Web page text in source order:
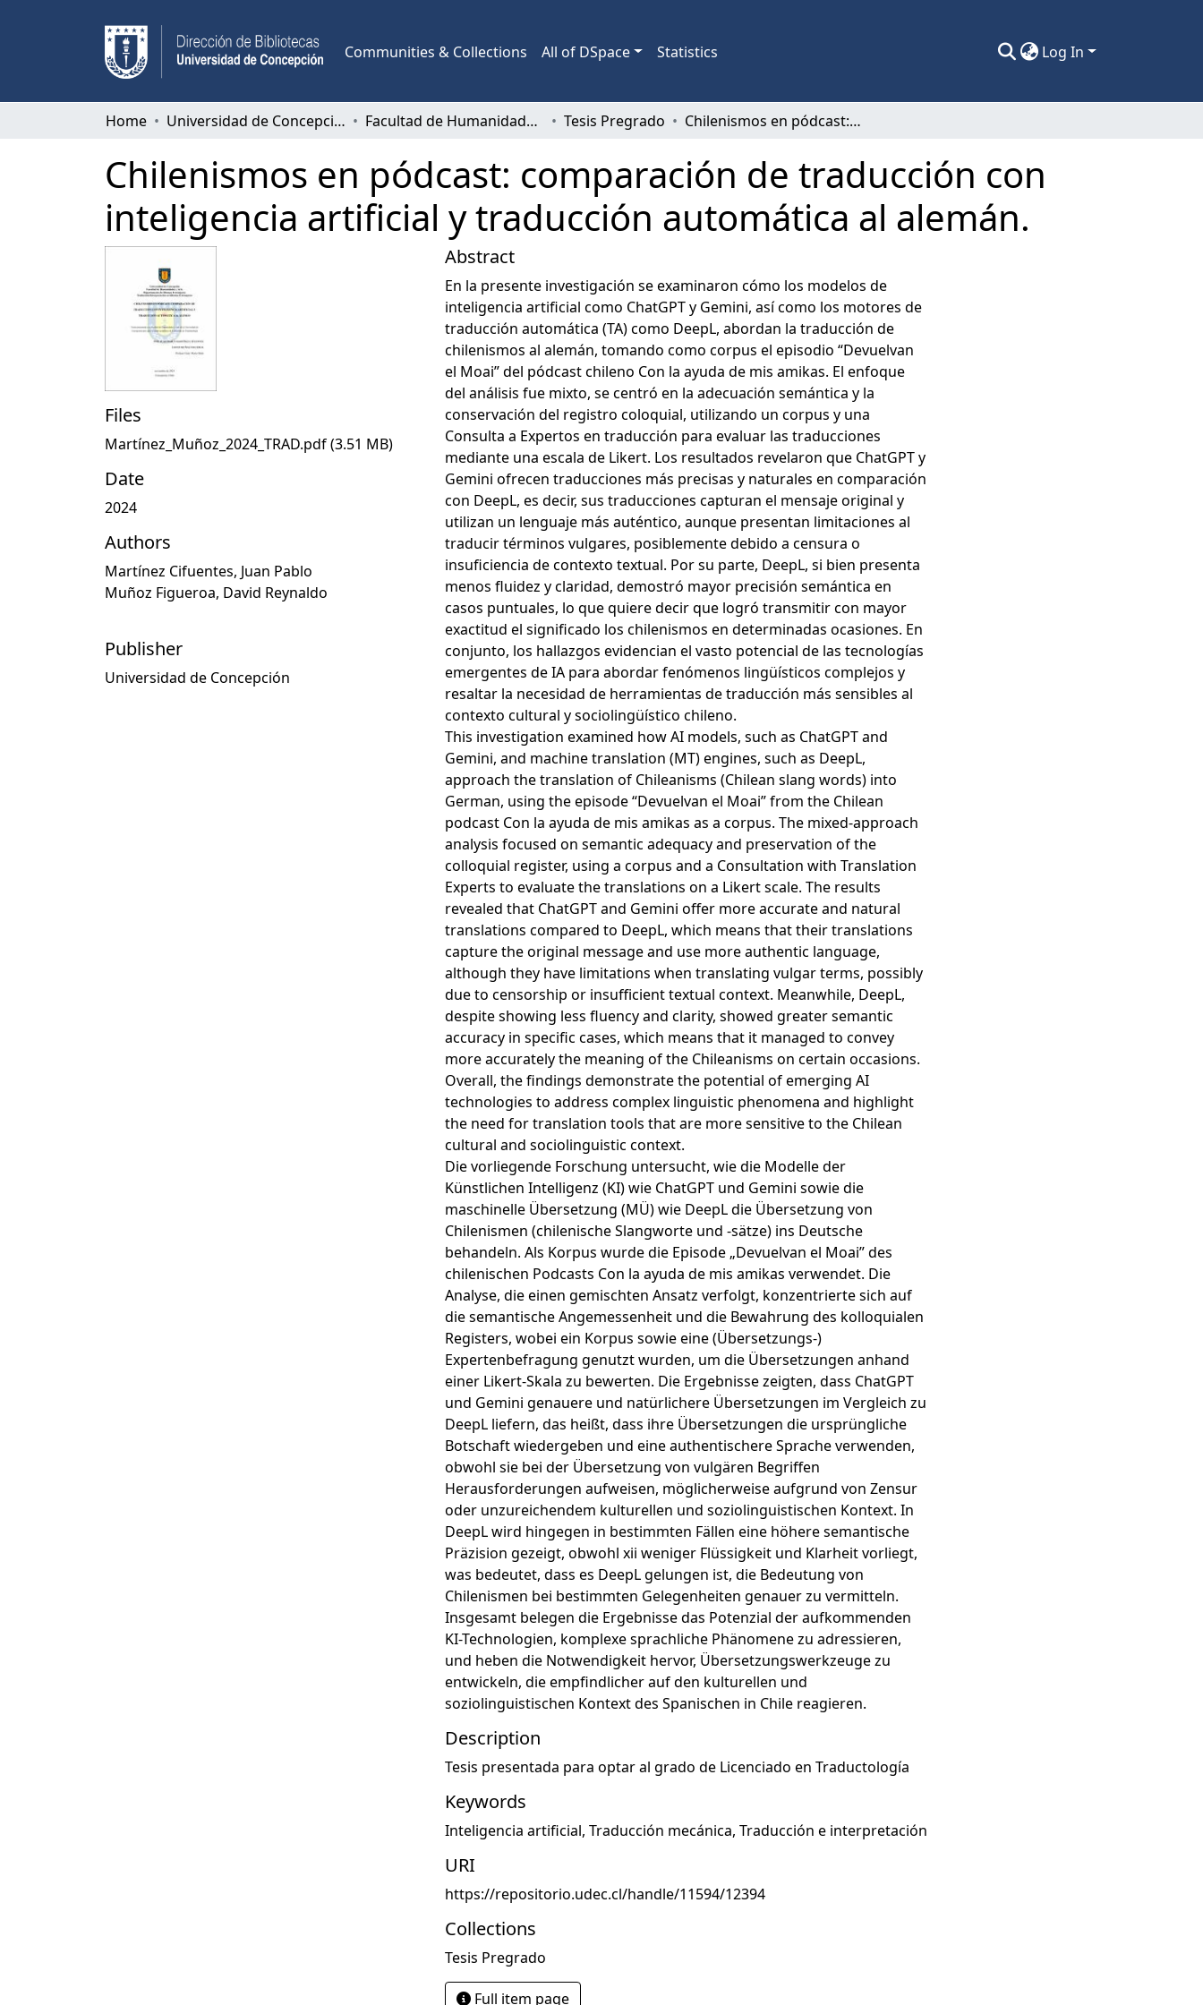
Communities & Collections All of DSpace Statistics Log In
Home Universidad de Concepción Facultad de Humanidades y Arte Tesis Pregrado Chilenismos en pódcast: comparación de traducción con inteligencia artificial y traducción automática al alemán.
Chilenismos en pódcast: comparación de traducción con
inteligencia artificial y traducción automática al alemán.
Files
Martínez_Muñoz_2024_TRAD.pdf(3.51 MB)
Date
2024
Authors
Martínez Cifuentes, Juan Pablo
Muñoz Figueroa, David Reynaldo
Publisher
Universidad de Concepción
Abstract
En la presente investigación se examinaron cómo los modelos de
inteligencia artificial como ChatGPT y Gemini, así como los motores de
traducción automática (TA) como DeepL, abordan la traducción de
chilenismos al alemán, tomando como corpus el episodio “Devuelvan
el Moai” del pódcast chileno Con la ayuda de mis amikas. El enfoque
del análisis fue mixto, se centró en la adecuación semántica y la
conservación del registro coloquial, utilizando un corpus y una
Consulta a Expertos en traducción para evaluar las traducciones
mediante una escala de Likert. Los resultados revelaron que ChatGPT y
Gemini ofrecen traducciones más precisas y naturales en comparación
con DeepL, es decir, sus traducciones capturan el mensaje original y
utilizan un lenguaje más auténtico, aunque presentan limitaciones al
traducir términos vulgares, posiblemente debido a censura o
insuficiencia de contexto textual. Por su parte, DeepL, si bien presenta
menos fluidez y claridad, demostró mayor precisión semántica en
casos puntuales, lo que quiere decir que logró transmitir con mayor
exactitud el significado los chilenismos en determinadas ocasiones. En
conjunto, los hallazgos evidencian el vasto potencial de las tecnologías
emergentes de IA para abordar fenómenos lingüísticos complejos y
resaltar la necesidad de herramientas de traducción más sensibles al
contexto cultural y sociolingüístico chileno.
This investigation examined how AI models, such as ChatGPT and
Gemini, and machine translation (MT) engines, such as DeepL,
approach the translation of Chileanisms (Chilean slang words) into
German, using the episode “Devuelvan el Moai” from the Chilean
podcast Con la ayuda de mis amikas as a corpus. The mixed-approach
analysis focused on semantic adequacy and preservation of the
colloquial register, using a corpus and a Consultation with Translation
Experts to evaluate the translations on a Likert scale. The results
revealed that ChatGPT and Gemini offer more accurate and natural
translations compared to DeepL, which means that their translations
capture the original message and use more authentic language,
although they have limitations when translating vulgar terms, possibly
due to censorship or insufficient textual context. Meanwhile, DeepL,
despite showing less fluency and clarity, showed greater semantic
accuracy in specific cases, which means that it managed to convey
more accurately the meaning of the Chileanisms on certain occasions.
Overall, the findings demonstrate the potential of emerging AI
technologies to address complex linguistic phenomena and highlight
the need for translation tools that are more sensitive to the Chilean
cultural and sociolinguistic context.
Die vorliegende Forschung untersucht, wie die Modelle der
Künstlichen Intelligenz (KI) wie ChatGPT und Gemini sowie die
maschinelle Übersetzung (MÜ) wie DeepL die Übersetzung von
Chilenismen (chilenische Slangworte und -sätze) ins Deutsche
behandeln. Als Korpus wurde die Episode „Devuelvan el Moai” des
chilenischen Podcasts Con la ayuda de mis amikas verwendet. Die
Analyse, die einen gemischten Ansatz verfolgt, konzentrierte sich auf
die semantische Angemessenheit und die Bewahrung des kolloquialen
Registers, wobei ein Korpus sowie eine (Übersetzungs-)
Expertenbefragung genutzt wurden, um die Übersetzungen anhand
einer Likert-Skala zu bewerten. Die Ergebnisse zeigten, dass ChatGPT
und Gemini genauere und natürlichere Übersetzungen im Vergleich zu
DeepL liefern, das heißt, dass ihre Übersetzungen die ursprüngliche
Botschaft wiedergeben und eine authentischere Sprache verwenden,
obwohl sie bei der Übersetzung von vulgären Begriffen
Herausforderungen aufweisen, möglicherweise aufgrund von Zensur
oder unzureichendem kulturellen und soziolinguistischen Kontext. In
DeepL wird hingegen in bestimmten Fällen eine höhere semantische
Präzision gezeigt, obwohl xii weniger Flüssigkeit und Klarheit vorliegt,
was bedeutet, dass es DeepL gelungen ist, die Bedeutung von
Chilenismen bei bestimmten Gelegenheiten genauer zu vermitteln.
Insgesamt belegen die Ergebnisse das Potenzial der aufkommenden
KI-Technologien, komplexe sprachliche Phänomene zu adressieren,
und heben die Notwendigkeit hervor, Übersetzungswerkzeuge zu
entwickeln, die empfindlicher auf den kulturellen und
soziolinguistischen Kontext des Spanischen in Chile reagieren.
Description
Tesis presentada para optar al grado de Licenciado en Traductología
Keywords
Inteligencia artificial, Traducción mecánica, Traducción e interpretación
URI
https://repositorio.udec.cl/handle/11594/12394
Collections
Tesis Pregrado
Full item page